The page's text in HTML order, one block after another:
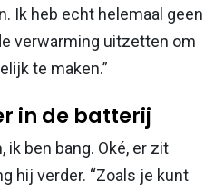
Ik heb echt helemaal geen
verwarming uitzetten om
te maken.”
in de batterij
ik ben bang. Oké, er zit
hij verder. “Zoals je kunt